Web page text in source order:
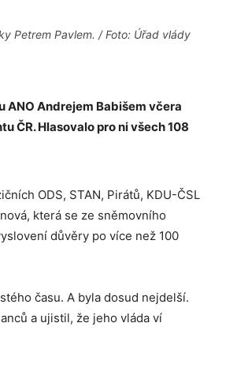
Petrem Pavlem. / Foto: Úřad vlády
ANO Andrejem Babišem včera
ČR. Hlasovalo pro ni všech 108
ODS, STAN, Pirátů, KDU-ČSL
která se ze sněmovního
důvěry po více než 100
času. A byla dosud nejdelší.
a ujistil, že jeho vláda ví